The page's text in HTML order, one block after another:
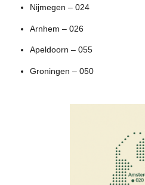
Nijmegen – 024
Arnhem – 026
Apeldoorn – 055
Groningen – 050